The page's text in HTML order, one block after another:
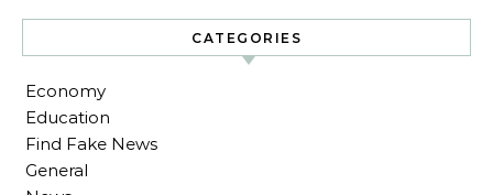
CATEGORIES
Economy
Education
Find Fake News
General